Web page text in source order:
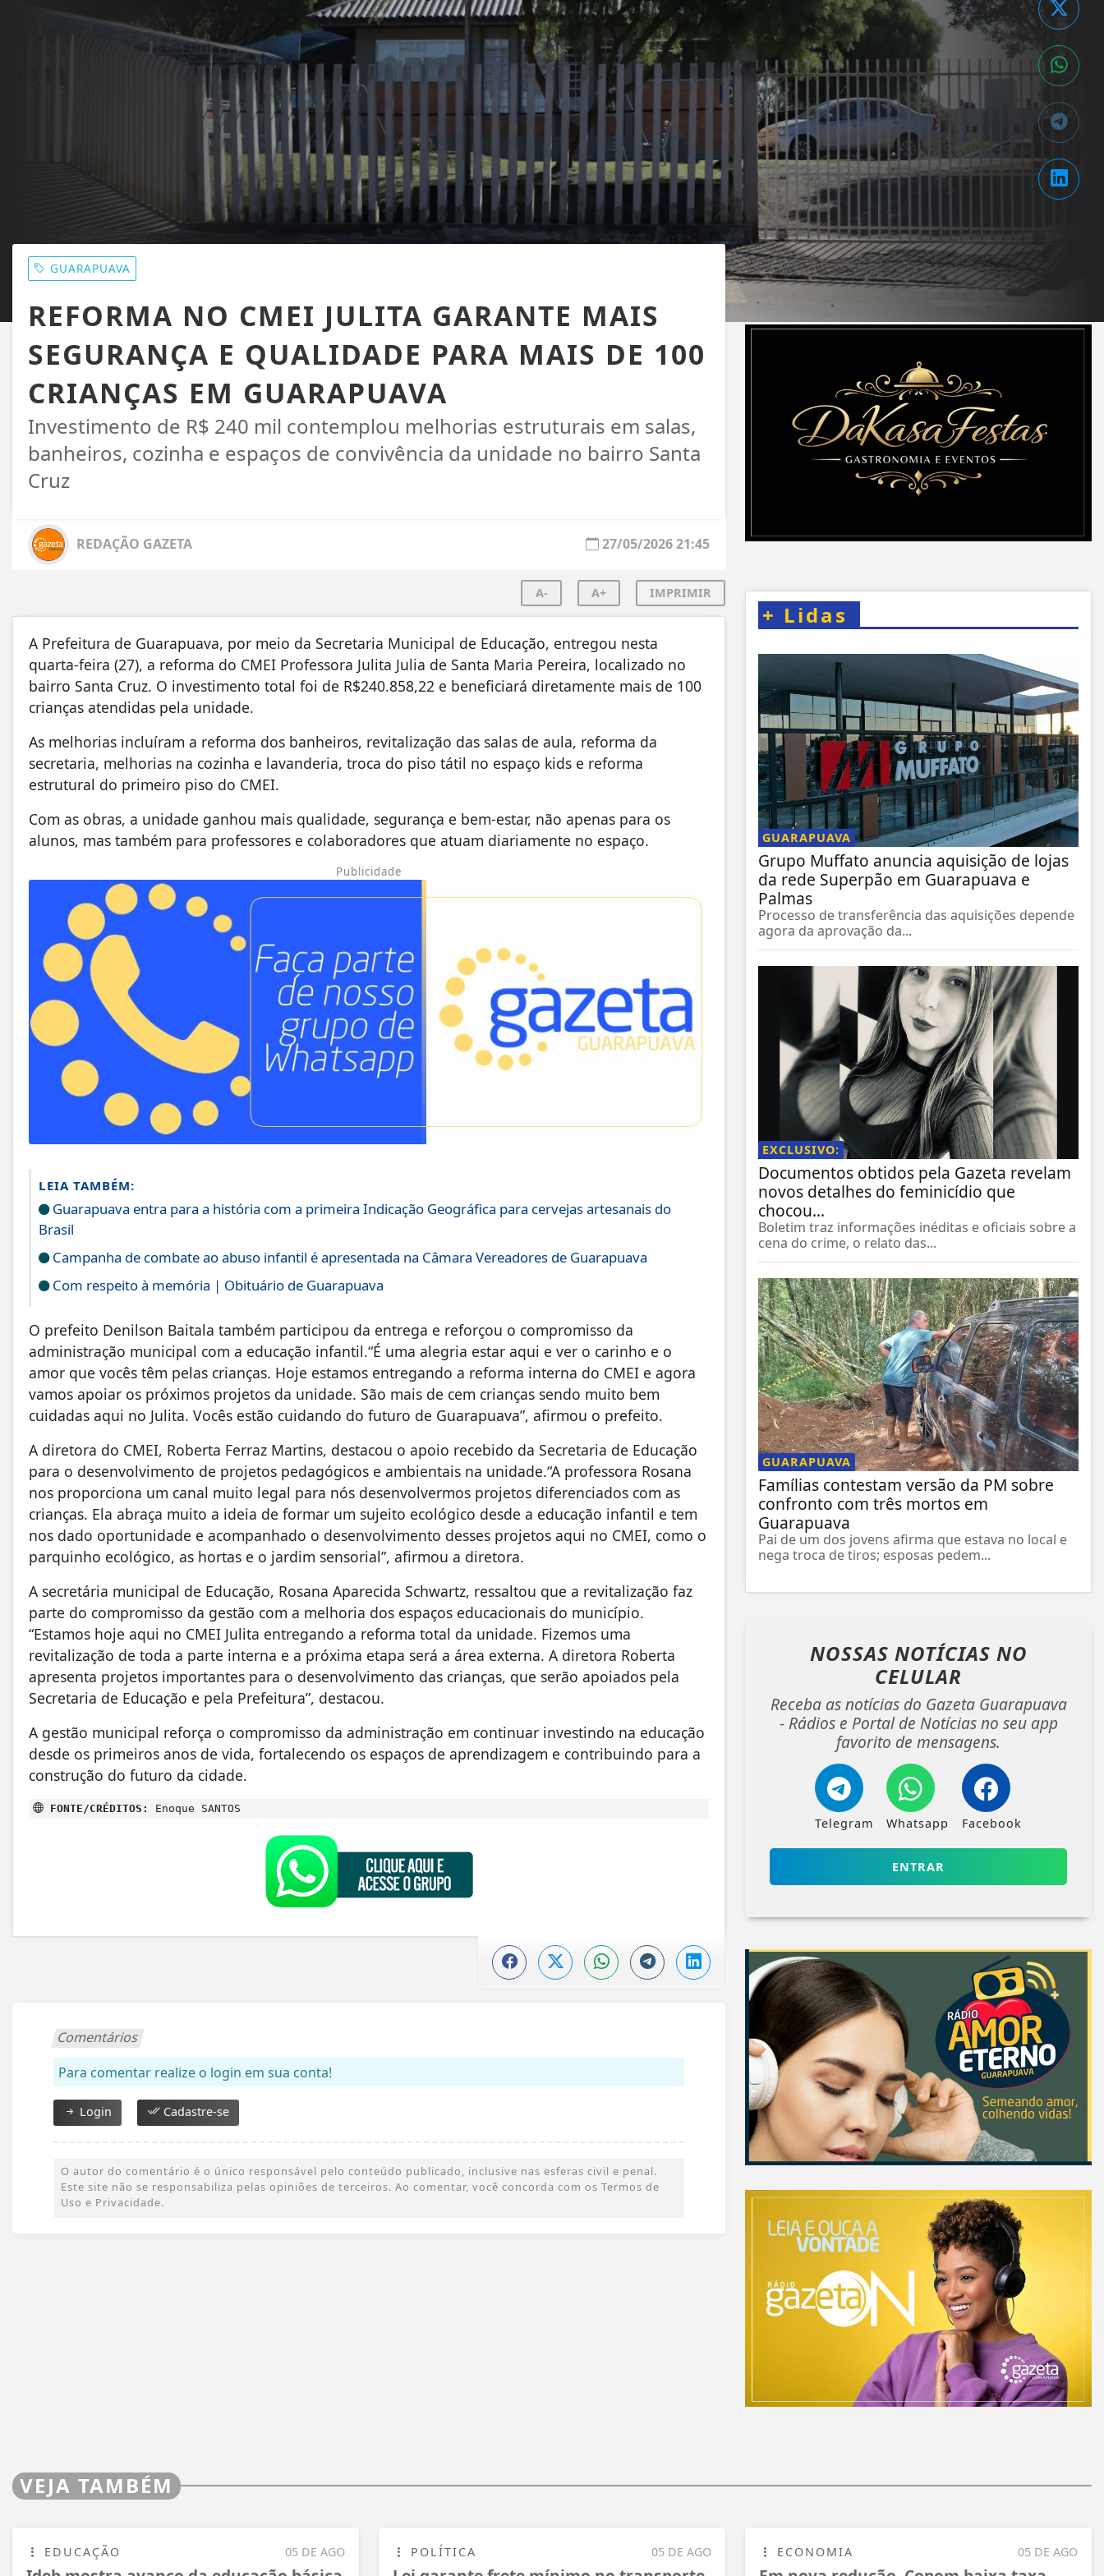
GUARAPUAVA
REFORMA NO CMEI JULITA GARANTE MAIS
SEGURANÇA E QUALIDADE PARA MAIS DE 100
CRIANÇAS EM GUARAPUAVA
Investimento de R$ 240 mil contemplou melhorias estruturais em salas,
banheiros, cozinha e espaços de convivência da unidade no bairro Santa
Cruz
REDAÇÃO GAZETA 27/05/2026 21:45
A- A+ IMPRIMIR
A Prefeitura de Guarapuava, por meio da Secretaria Municipal de Educação, entregou nesta
quarta-feira (27), a reforma do CMEI Professora Julita Julia de Santa Maria Pereira, localizado no
bairro Santa Cruz. O investimento total foi de R$240.858,22 e beneficiará diretamente mais de 100
crianças atendidas pela unidade.
As melhorias incluíram a reforma dos banheiros, revitalização das salas de aula, reforma da
secretaria, melhorias na cozinha e lavanderia, troca do piso tátil no espaço kids e reforma
estrutural do primeiro piso do CMEI.
Com as obras, a unidade ganhou mais qualidade, segurança e bem-estar, não apenas para os
alunos, mas também para professores e colaboradores que atuam diariamente no espaço.
Publicidade
LEIA TAMBÉM:
Guarapuava entra para a história com a primeira Indicação Geográfica para cervejas artesanais do
Brasil
Campanha de combate ao abuso infantil é apresentada na Câmara Vereadores de Guarapuava
Com respeito à memória | Obituário de Guarapuava
O prefeito Denilson Baitala também participou da entrega e reforçou o compromisso da
administração municipal com a educação infantil.“É uma alegria estar aqui e ver o carinho e o
amor que vocês têm pelas crianças. Hoje estamos entregando a reforma interna do CMEI e agora
vamos apoiar os próximos projetos da unidade. São mais de cem crianças sendo muito bem
cuidadas aqui no Julita. Vocês estão cuidando do futuro de Guarapuava”, afirmou o prefeito.
A diretora do CMEI, Roberta Ferraz Martins, destacou o apoio recebido da Secretaria de Educação
para o desenvolvimento de projetos pedagógicos e ambientais na unidade.“A professora Rosana
nos proporciona um canal muito legal para nós desenvolvermos projetos diferenciados com as
crianças. Ela abraça muito a ideia de formar um sujeito ecológico desde a educação infantil e tem
nos dado oportunidade e acompanhado o desenvolvimento desses projetos aqui no CMEI, como o
parquinho ecológico, as hortas e o jardim sensorial”, afirmou a diretora.
A secretária municipal de Educação, Rosana Aparecida Schwartz, ressaltou que a revitalização faz
parte do compromisso da gestão com a melhoria dos espaços educacionais do município.
“Estamos hoje aqui no CMEI Julita entregando a reforma total da unidade. Fizemos uma
revitalização de toda a parte interna e a próxima etapa será a área externa. A diretora Roberta
apresenta projetos importantes para o desenvolvimento das crianças, que serão apoiados pela
Secretaria de Educação e pela Prefeitura”, destacou.
A gestão municipal reforça o compromisso da administração em continuar investindo na educação
desde os primeiros anos de vida, fortalecendo os espaços de aprendizagem e contribuindo para a
construção do futuro da cidade.
FONTE/CRÉDITOS: Enoque SANTOS
Comentários
Para comentar realize o login em sua conta!
Login Cadastre-se
O autor do comentário é o único responsável pelo conteúdo publicado, inclusive nas esferas civil e penal.
Este site não se responsabiliza pelas opiniões de terceiros. Ao comentar, você concorda com os Termos de
Uso e Privacidade.
+ Lidas
GUARAPUAVA
Grupo Muffato anuncia aquisição de lojas
da rede Superpão em Guarapuava e
Palmas
Processo de transferência das aquisições depende
agora da aprovação da...
EXCLUSIVO:
Documentos obtidos pela Gazeta revelam
novos detalhes do feminicídio que
chocou...
Boletim traz informações inéditas e oficiais sobre a
cena do crime, o relato das...
GUARAPUAVA
Famílias contestam versão da PM sobre
confronto com três mortos em
Guarapuava
Pai de um dos jovens afirma que estava no local e
nega troca de tiros; esposas pedem...
NOSSAS NOTÍCIAS NO
CELULAR
Receba as notícias do Gazeta Guarapuava
- Rádios e Portal de Notícias no seu app
favorito de mensagens.
Telegram Whatsapp Facebook
ENTRAR
VEJA TAMBÉM
05 DE AGO
EDUCAÇÃO 05 DE AGO
POLÍTICA 05 DE AGO
ECONOMIA